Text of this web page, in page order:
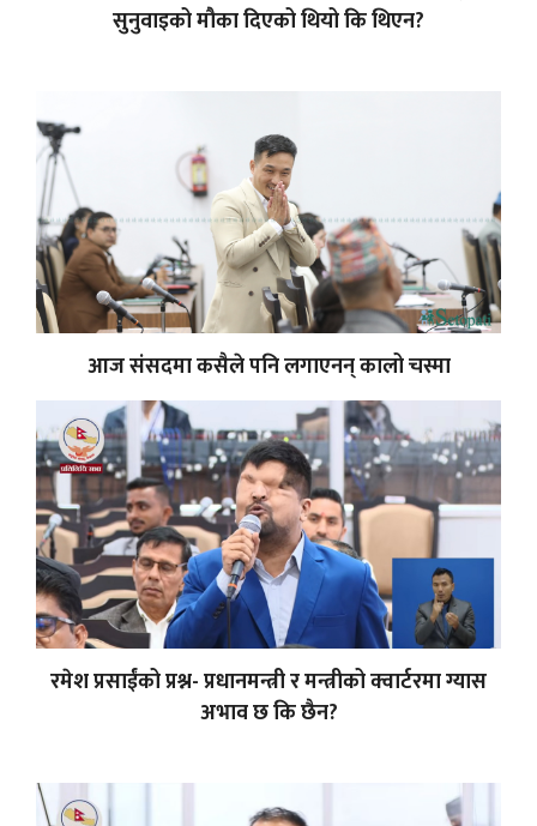
सुनुवाइको मौका दिएको थियो कि थिएन?
आज संसदमा कसैले पनि लगाएनन् कालो चस्मा
रमेश प्रसाईंको प्रश्न- प्रधानमन्त्री र मन्त्रीको क्वार्टरमा ग्यास
अभाव छ कि छैन?